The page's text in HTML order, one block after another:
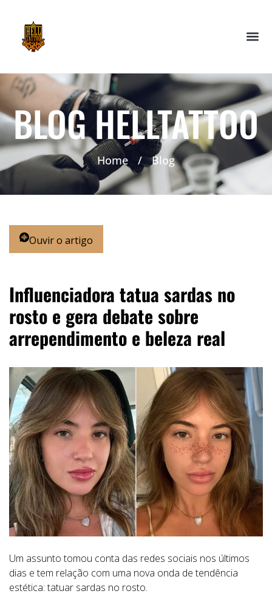
BLOG HELLTATTOO
Home / Blog
Ouvir o artigo
Influenciadora tatua sardas no
rosto e gera debate sobre
arrependimento e beleza real
Um assunto tomou conta das redes sociais nos últimos
dias e tem relação com uma nova onda de tendência
estética: tatuar sardas no rosto.